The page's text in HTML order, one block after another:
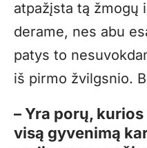
atpažįsta tą žmogų
derame, nes abu
patys to
iš pirmo žvilgsnio.
– Yra porų,
visą gyvenimą